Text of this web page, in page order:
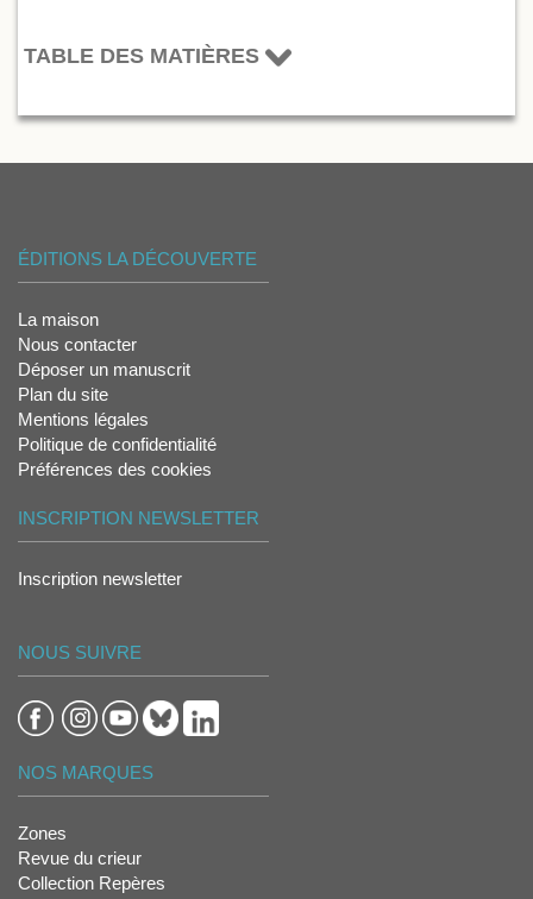
TABLE DES MATIÈRES
ÉDITIONS LA DÉCOUVERTE
La maison
Nous contacter
Déposer un manuscrit
Plan du site
Mentions légales
Politique de confidentialité
Préférences des cookies
INSCRIPTION NEWSLETTER
Inscription newsletter
NOUS SUIVRE
NOS MARQUES
Zones
Revue du crieur
Collection Repères